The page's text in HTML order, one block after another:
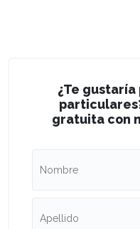
¿Te
gratuita con